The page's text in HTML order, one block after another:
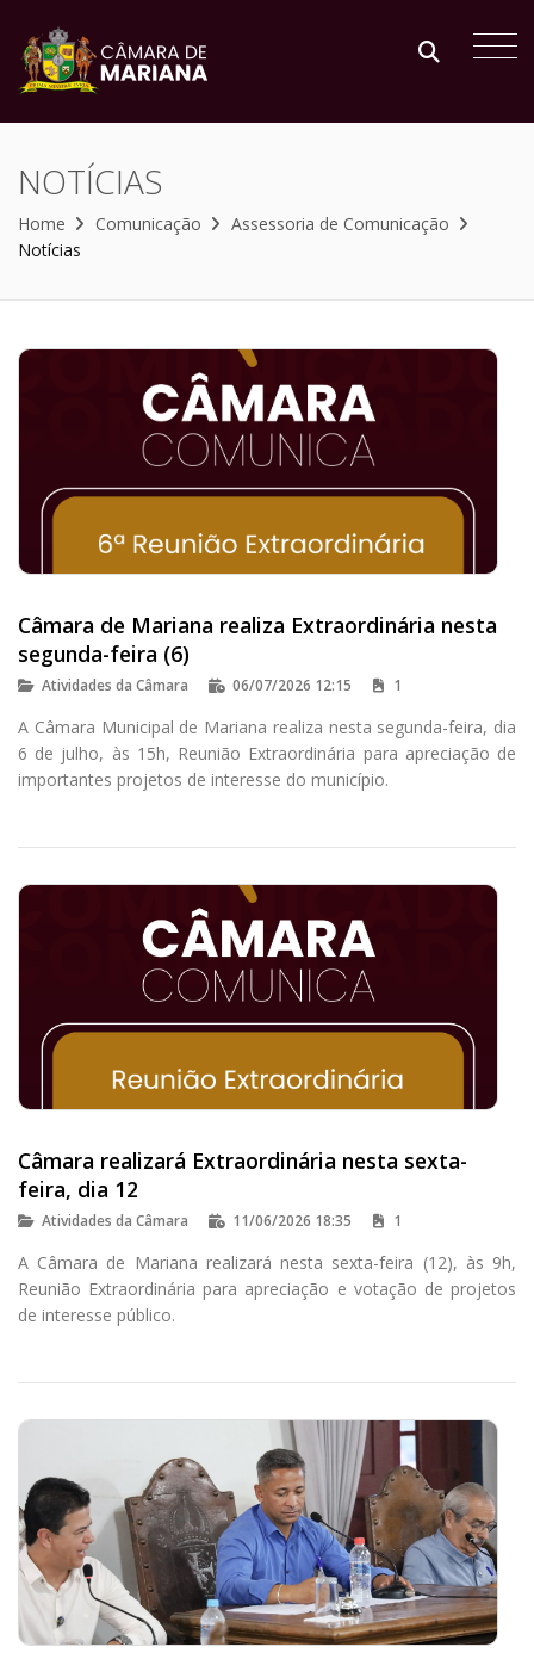
NOTÍCIAS
Home Comunicação
Assessoria de Comunicação
Notícias
Câmara de Mariana realiza Extraordinária nesta
segunda-feira (6)
Atividades da Câmara 06/07/2026 12:15 1
A Câmara Municipal de Mariana realiza nesta segunda-feira, dia
6 de julho, às 15h, Reunião Extraordinária para apreciação de
importantes projetos de interesse do município.
Câmara realizará Extraordinária nesta sexta-
feira, dia 12
Atividades da Câmara 11/06/2026 18:35 1
A Câmara de Mariana realizará nesta sexta-feira (12), às 9h,
Reunião Extraordinária para apreciação e votação de projetos
de interesse público.